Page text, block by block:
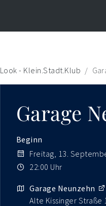
Look - Klein.Stadt.Klub
Garage
Beginn
Freitag, 13.
22:00 Uhr
Garage Neunzehn
Alte Kissinger Straße